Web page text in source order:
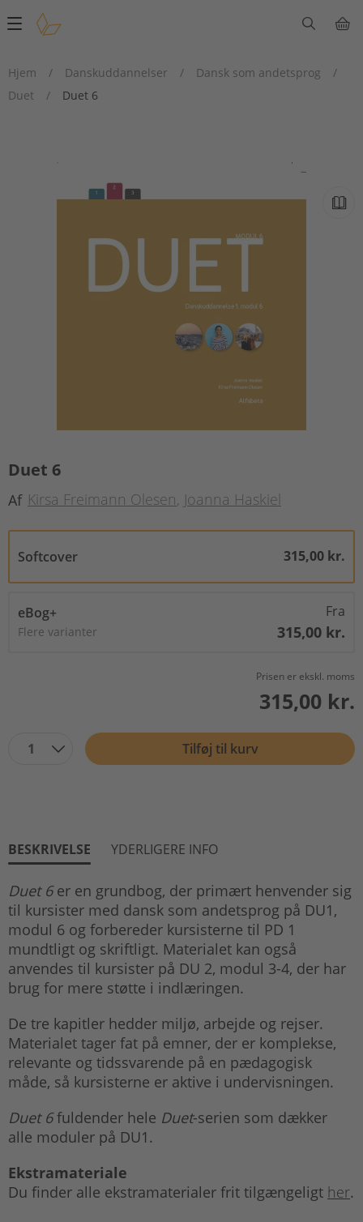
Main
Hjem
/ Danskuddannelser / Dansk som andetsprog
/
Duet
/ Duet 6
Duet 6
Af Kirsa Freimann Olesen Joanna Haskiel
Softcover 315,00 kr.
eBog+
Flere varianter
Fra
315,00 kr.
Prisen er ekskl. moms
315,00 kr.
1 Tilføj til kurv
BESKRIVELSE YDERLIGERE INFO
Duet 6er en grundbog, der primært henvender sig
til kursister med dansk som andetsprog på DU1,
modul 6 og forbereder kursisterne til PD 1
mundtligt og skriftligt. Materialet kan også
anvendes til kursister på DU 2, modul 3-4, der har
brug for mere støtte i indlæringen.
De tre kapitler hedder miljø, arbejde og rejser.
Materialet tager fat på emner, der er komplekse,
relevante og tidssvarende på en pædagogisk
måde, så kursisterne er aktive i undervisningen.
Duet 6fuldender hele Duet-serien som dækker
alle moduler på DU1.
Ekstramateriale
Du finder alle ekstramaterialer frit tilgængeligt her.